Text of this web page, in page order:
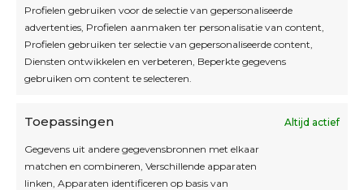
Profielen gebruiken voor de selectie van gepersonaliseerde
advertenties, Profielen aanmaken ter personalisatie van content,
Profielen gebruiken ter selectie van gepersonaliseerde content,
Diensten ontwikkelen en verbeteren, Beperkte gegevens
gebruiken om content te selecteren.
Toepassingen Altijd actief
Gegevens uit andere gegevensbronnen met elkaar
matchen en combineren, Verschillende apparaten
linken, Apparaten identificeren op basis van
Interesse in leuke kadotips of toffe acties?
Laat dan hier je mailadres achter.